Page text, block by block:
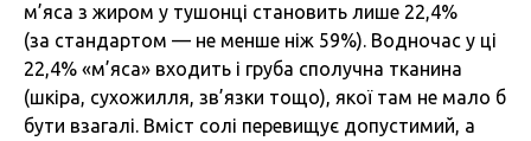
м’яса з жиром у тушонці становить лише 22,4%
(за стандартом — не менше ніж 59%). Водночас у ці
22,4% «м’яса» входить і груба сполучна тканина
(шкіра, сухожилля, зв’язки тощо), якої там не мало б
бути взагалі. Вміст солі перевищує допустимий, а